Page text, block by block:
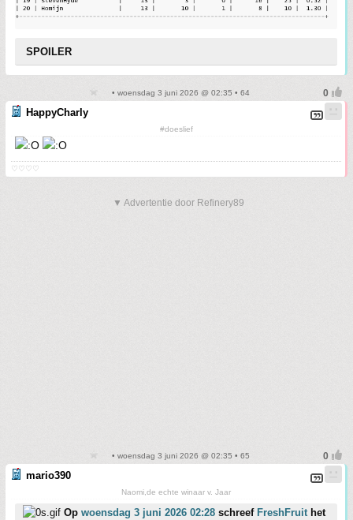
SPOILER
• woensdag 3 juni 2026 @ 02:35 • 64
HappyCharly
#doeslief
♡♡♡♡
▼ Advertentie door Refinery89
• woensdag 3 juni 2026 @ 02:35 • 65
mario390
Naomi,de echte winaar v. Jaar
Op woensdag 3 juni 2026 02:28 schreef FreshFruithet